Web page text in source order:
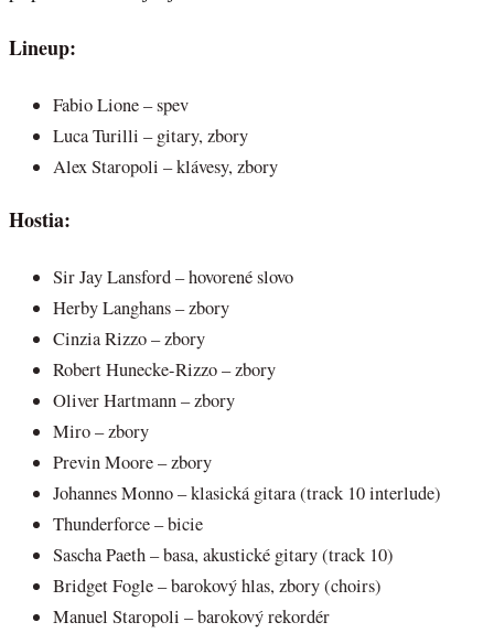
Lineup:
Fabio Lione – spev
Luca Turilli – gitary, zbory
Alex Staropoli – klávesy, zbory
Hostia:
Sir Jay Lansford – hovorené slovo
Herby Langhans – zbory
Cinzia Rizzo – zbory
Robert Hunecke-Rizzo – zbory
Oliver Hartmann – zbory
Miro – zbory
Previn Moore – zbory
Johannes Monno – klasická gitara (track 10 interlude)
Thunderforce – bicie
Sascha Paeth – basa, akustické gitary (track 10)
Bridget Fogle – barokový hlas, zbory (choirs)
Manuel Staropoli – barokový rekordér